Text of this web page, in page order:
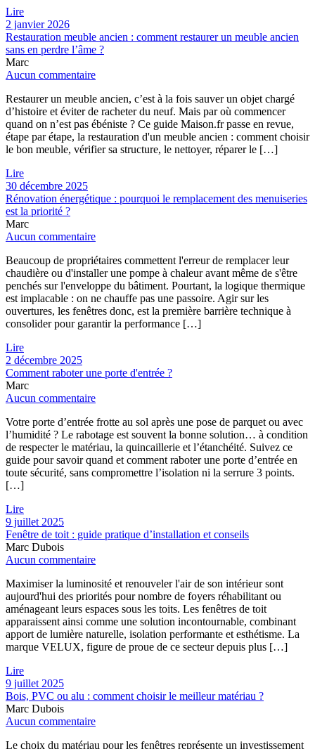
Lire
2 janvier 2026
Restauration meuble ancien : comment restaurer un meuble ancien
sans en perdre l’âme ?
Marc
Aucun commentaire
Restaurer un meuble ancien, c’est à la fois sauver un objet chargé
d’histoire et éviter de racheter du neuf. Mais par où commencer
quand on n’est pas ébéniste ? Ce guide Maison.fr passe en revue,
étape par étape, la restauration d'un meuble ancien : comment choisir
le bon meuble, vérifier sa structure, le nettoyer, réparer le […]
Lire
30 décembre 2025
Rénovation énergétique : pourquoi le remplacement des menuiseries
est la priorité ?
Marc
Aucun commentaire
Beaucoup de propriétaires commettent l'erreur de remplacer leur
chaudière ou d'installer une pompe à chaleur avant même de s'être
penchés sur l'enveloppe du bâtiment. Pourtant, la logique thermique
est implacable : on ne chauffe pas une passoire. Agir sur les
ouvertures, les fenêtres donc, est la première barrière technique à
consolider pour garantir la performance […]
Lire
2 décembre 2025
Comment raboter une porte d'entrée ?
Marc
Aucun commentaire
Votre porte d’entrée frotte au sol après une pose de parquet ou avec
l’humidité ? Le rabotage est souvent la bonne solution… à condition
de respecter le matériau, la quincaillerie et l’étanchéité. Suivez ce
guide pour savoir quand et comment raboter une porte d’entrée en
toute sécurité, sans compromettre l’isolation ni la serrure 3 points.
[…]
Lire
9 juillet 2025
Fenêtre de toit : guide pratique d’installation et conseils
Marc Dubois
Aucun commentaire
Maximiser la luminosité et renouveler l'air de son intérieur sont
aujourd'hui des priorités pour nombre de foyers réhabilitant ou
aménageant leurs espaces sous les toits. Les fenêtres de toit
apparaissent ainsi comme une solution incontournable, combinant
apport de lumière naturelle, isolation performante et esthétisme. La
marque VELUX, figure de proue de ce secteur depuis plus […]
Lire
9 juillet 2025
Bois, PVC ou alu : comment choisir le meilleur matériau ?
Marc Dubois
Aucun commentaire
Le choix du matériau pour les fenêtres représente un investissement